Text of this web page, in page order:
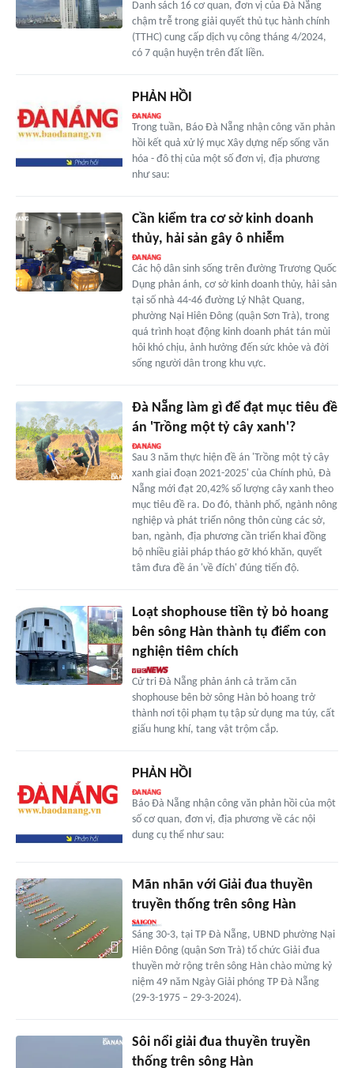
Danh sách 16 cơ quan, đơn vị của Đà Nẵng
chậm trễ trong giải quyết thủ tục hành chính
(TTHC) cung cấp dịch vụ công tháng 4/2024,
có 7 quận huyện trên đất liền.
PHẢN HỒI
Trong tuần, Báo Đà Nẵng nhận công văn phản
hồi kết quả xử lý mục Xây dựng nếp sống văn
hóa - đô thị của một số đơn vị, địa phương
như sau:
Cần kiểm tra cơ sở kinh doanh
thủy, hải sản gây ô nhiễm
Các hộ dân sinh sống trên đường Trương Quốc
Dụng phản ánh, cơ sở kinh doanh thủy, hải sản
tại số nhà 44-46 đường Lý Nhật Quang,
phường Nại Hiên Đông (quận Sơn Trà), trong
quá trình hoạt động kinh doanh phát tán mùi
hôi khó chịu, ảnh hưởng đến sức khỏe và đời
sống người dân trong khu vực.
Đà Nẵng làm gì để đạt mục tiêu đề
án 'Trồng một tỷ cây xanh'?
Sau 3 năm thực hiện đề án 'Trồng một tỷ cây
xanh giai đoạn 2021-2025' của Chính phủ, Đà
Nẵng mới đạt 20,42% số lượng cây xanh theo
mục tiêu đề ra. Do đó, thành phố, ngành nông
nghiệp và phát triển nông thôn cùng các sở,
ban, ngành, địa phương cần triển khai đồng
bộ nhiều giải pháp tháo gỡ khó khăn, quyết
tâm đưa đề án 'về đích' đúng tiến độ.
Loạt shophouse tiền tỷ bỏ hoang
bên sông Hàn thành tụ điểm con
nghiện tiêm chích
Cử tri Đà Nẵng phản ánh cả trăm căn
shophouse bên bờ sông Hàn bỏ hoang trở
thành nơi tội phạm tụ tập sử dụng ma túy, cất
giấu hung khí, tang vật trộm cắp.
PHẢN HỒI
Báo Đà Nẵng nhận công văn phản hồi của một
số cơ quan, đơn vị, địa phương về các nội
dung cụ thể như sau:
Mãn nhãn với Giải đua thuyền
truyền thống trên sông Hàn
Sáng 30-3, tại TP Đà Nẵng, UBND phường Nại
Hiên Đông (quận Sơn Trà) tổ chức Giải đua
thuyền mở rộng trên sông Hàn chào mừng kỷ
niệm 49 năm Ngày Giải phóng TP Đà Nẵng
(29-3-1975 – 29-3-2024).
Sôi nổi giải đua thuyền truyền
thống trên sông Hàn